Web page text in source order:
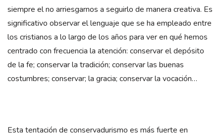
siempre el no arriesgarnos a seguirlo de manera creativa. Es
significativo observar el lenguaje que se ha empleado entre
los cristianos a lo largo de los años para ver en qué hemos
centrado con frecuencia la atención: conservar el depósito
de la fe; conservar la tradición; conservar las buenas
costumbres; conservar; la gracia; conservar la vocación…
Esta tentación de conservadurismo es más fuerte en